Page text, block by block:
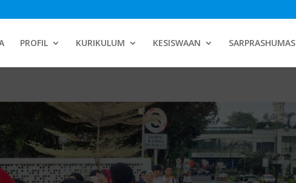
PROFIL KURIKULUM KESISWAAN SARPRASHUMAS